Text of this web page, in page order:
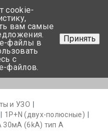
+375 17-350-99-56
+375 44-752-82-08
Задать вопрос
и УЗО
1Р+N (двух-полюсные)
(6kA) тип А
cookie-
вам самые
файлы в
с
файлов.
Принять